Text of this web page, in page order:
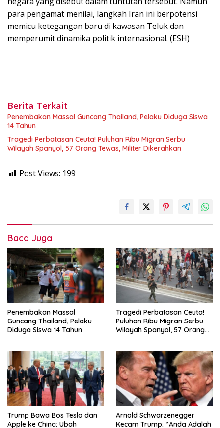
para pengamat menilai, langkah Iran ini berpotensi
memicu ketegangan baru di kawasan Teluk dan
memperumit dinamika politik internasional. (ESH)
Berita Terkait
Penembakan Massal Guncang Thailand, Pelaku Diduga Siswa
14 Tahun
Tragedi Perbatasan Ceuta! Puluhan Ribu Migran Serbu
Wilayah Spanyol, 57 Orang Tewas, Militer Dikerahkan
Post Views: 199
Baca Juga
Penembakan Massal
Guncang Thailand, Pelaku
Diduga Siswa 14 Tahun
Tragedi Perbatasan Ceuta!
Puluhan Ribu Migran Serbu
Wilayah Spanyol, 57 Orang
Trump Bawa Bos Tesla dan
Apple ke China: Ubah
Arnold Schwarzenegger
Kecam Trump: “Anda Adalah